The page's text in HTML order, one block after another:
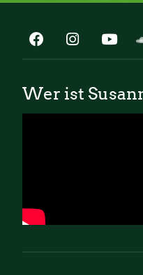
Wer ist